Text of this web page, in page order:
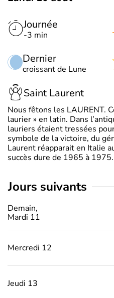
Journée
-3 min
Dernier
croissant de Lune
Saint Laurent
Nous fêtons les LAURENT.
laurier » en latin. Dans
lauriers étaient tressées
symbole de la victoire, du
Laurent réapparait en Italie
succès dure de 1965 à
jours suivants
Demain,
Mardi 11
Mercredi 12
Jeudi 13